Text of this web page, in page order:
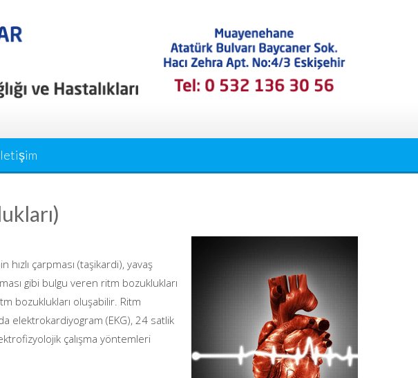
çarpması (taşikardi), yavaş
gibi bulgu veren ritm bozuklukları
bozuklukları oluşabilir. Ritm
elektrokardiyogram (EKG), 24 satlik
çalışma yöntemleri